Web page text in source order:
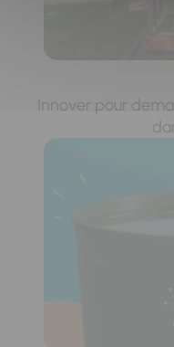
Innover pour